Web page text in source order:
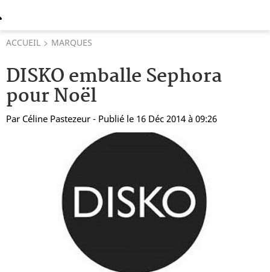
ACCUEIL MARQUES
DISKO emballe Sephora
pour Noël
Par Céline Pastezeur - Publié le 16 Déc 2014 à 09:26